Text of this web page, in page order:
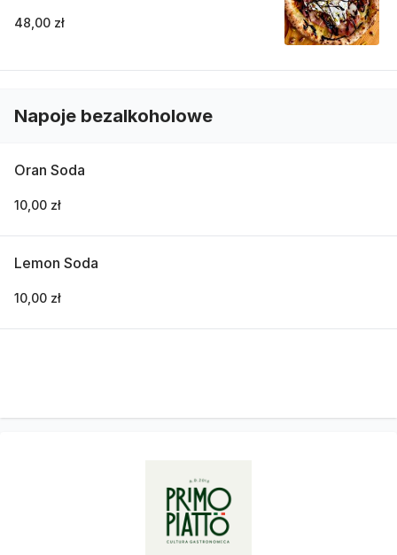
48,00 zł
Napoje bezalkoholowe
Oran Soda
10,00 zł
Lemon Soda
10,00 zł